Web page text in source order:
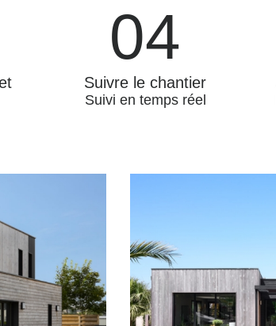
04
Suivre le chantier
Suivi en temps réel